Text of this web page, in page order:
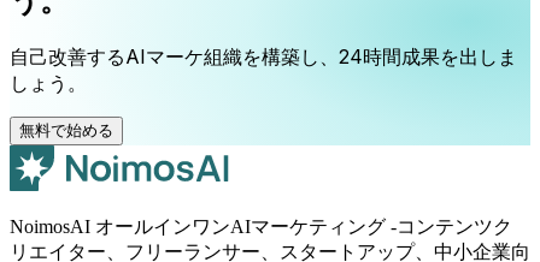
自己改善するAIマーケ組織を構築し、24時間成果を出しま
しょう。
無料で始める
NoimosAI オールインワンAIマーケティング -コンテンツク
リエイター、フリーランサー、スタートアップ、中小企業向